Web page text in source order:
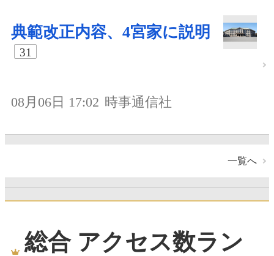
典範改正内容、4宮家に説明
31
08月06日 17:02 時事通信社
一覧へ
総合 アクセス数ラン